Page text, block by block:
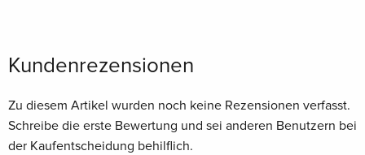
Kundenrezensionen
Zu diesem Artikel wurden noch keine Rezensionen verfasst.
Schreibe die erste Bewertung und sei anderen Benutzern bei
der Kaufentscheidung behilflich.